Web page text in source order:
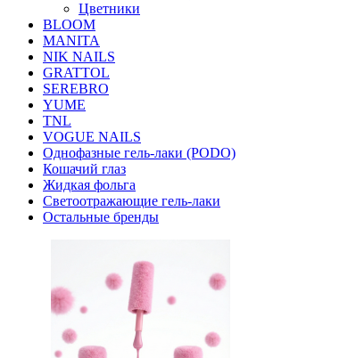
Цветники
BLOOM
MANITA
NIK NAILS
GRATTOL
SEREBRO
YUME
TNL
VOGUE NAILS
Однофазные гель-лаки (PODO)
Кошачий глаз
Жидкая фольга
Светоотражающие гель-лаки
Остальные бренды